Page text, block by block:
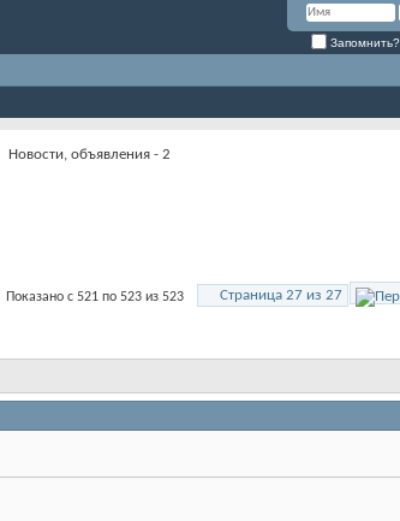
Запомнить?
Новости, объявления - 2
Страница 27 из 27
Показано с 521 по 523 из 523